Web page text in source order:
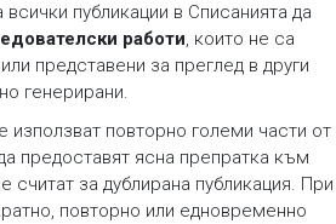
публикации в Списанията да
работи, които не са
представени за преглед в други
генерирани.
използват повторно големи части от
предоставят ясна препратка към
считат за дублирана публикация. При
повторно или едновременно